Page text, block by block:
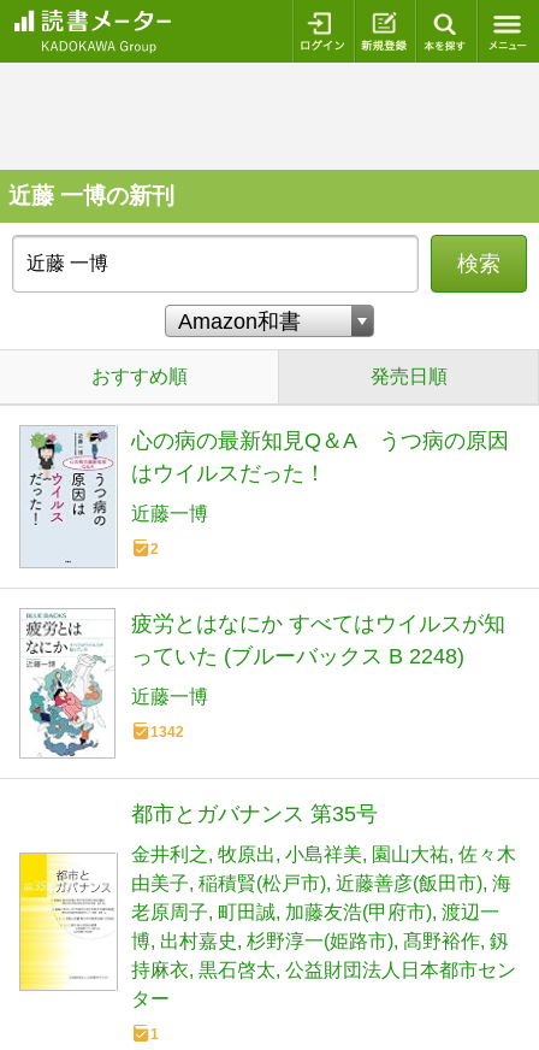
ログイン 新規登録
近藤 一博の新刊
検索
おすすめ順 発売日順
心の病の最新知見Q＆A うつ病の原因
はウイルスだった！
近藤一博
2
疲労とはなにか すべてはウイルスが知
っていた (ブルーバックス B 2248)
近藤一博
1342
都市とガバナンス 第35号
金井利之 牧原出 小島祥美 園山大祐 佐々木
由美子 稲積賢(松戸市) 近藤善彦(飯田市) 海
老原周子 町田誠 加藤友浩(甲府市) 渡辺一
博 出村嘉史 杉野淳一(姫路市) 髙野裕作 釼
持麻衣 黒石啓太 公益財団法人日本都市セン
ター
1